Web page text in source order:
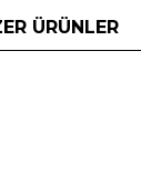
ÜRÜNLER